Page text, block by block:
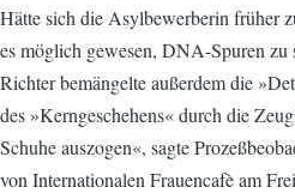
Hätte sich die Asylbewerberin früher
es möglich gewesen, DNA-Spuren zu
Richter bemängelte außerdem die
des »Kerngeschehens« durch die
Schuhe auszogen«, sagte
von Internationalen Frauencafè am